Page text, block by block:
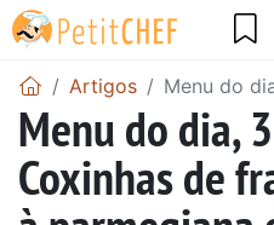
Artigos Menu do
Menu do dia,
Coxinhas de